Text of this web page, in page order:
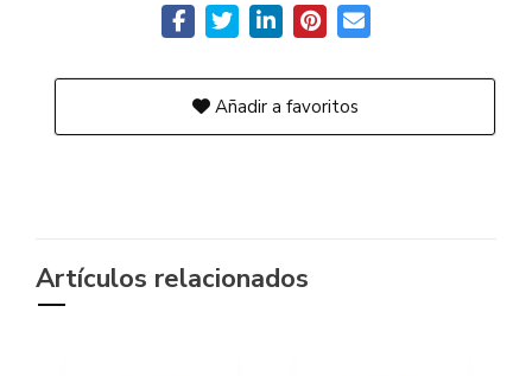
Añadir a favoritos
Artículos relacionados